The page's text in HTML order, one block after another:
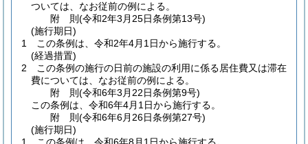
ついては、なお従前の例による。
附 則(令和2年3月25日条例第13号)
(施行期日)
1
この条例は、令和2年4月1日から施行する。
(経過措置)
2
この条例の施行の日前の施設の利用に係る居住費又は滞在
費については、なお従前の例による。
附 則(令和6年3月22日条例第9号)
この条例は、令和6年4月1日から施行する。
附 則(令和6年6月26日条例第27号)
(施行期日)